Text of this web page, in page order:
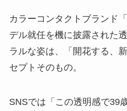
カラーコンタクトブランド
デル就任を機に披露された
ラルな姿は、「開花する、
セプトそのもの。
SNSでは「この透明感で39